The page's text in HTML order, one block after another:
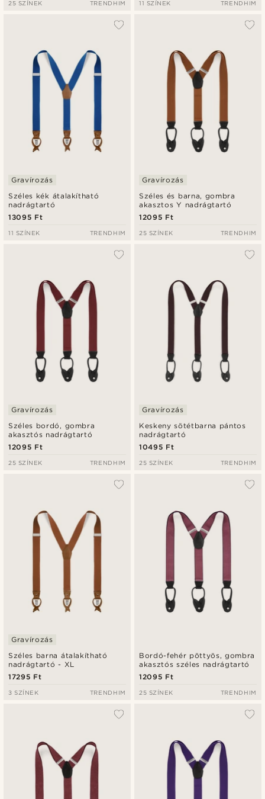
25 SZÍNEK TRENDHIM 11 SZÍNEK TRENDHIM
Széles kék átalakítható
nadrágtartó
Gravírozás
13095 Ft
11 SZÍNEK TRENDHIM
Széles és barna, gombra
akasztos Y nadrágtartó
Gravírozás
12095 Ft
25 SZÍNEK TRENDHIM
Széles bordó, gombra
akasztós nadrágtartó
Gravírozás
12095 Ft
25 SZÍNEK TRENDHIM
Keskeny sötétbarna pántos
nadrágtartó
Gravírozás
10495 Ft
25 SZÍNEK TRENDHIM
Széles barna átalakítható
nadrágtartó - XL
Gravírozás
17295 Ft
3 SZÍNEK TRENDHIM
Bordó-fehér pöttyös, gombra
akasztós széles nadrágtartó
12095 Ft
25 SZÍNEK TRENDHIM